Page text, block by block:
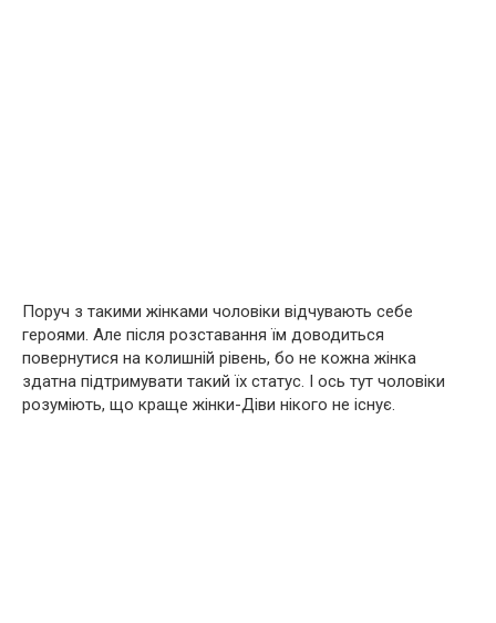
Поруч з такими жінками чоловіки відчувають себе
героями. Але після розставання їм доводиться
повернутися на колишній рівень, бо не кожна жінка
здатна підтримувати такий їх статус. І ось тут чоловіки
розуміють, що краще жінки-Діви нікого не існує.